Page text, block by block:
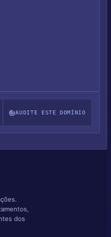
AUDITE ESTE DOMÍNIO
dos